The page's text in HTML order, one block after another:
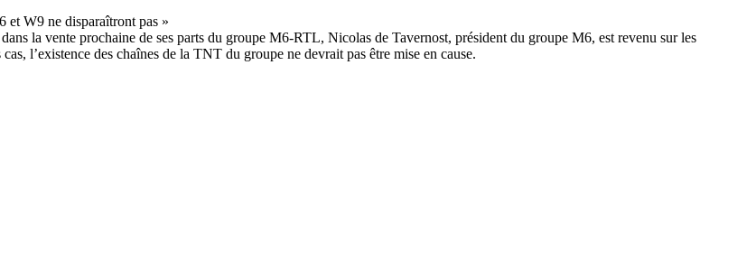
la vente prochaine de ses parts du groupe M6-RTL, Nicolas de Tavernost, président du groupe M6, est revenu sur les
l’existence des chaînes de la TNT du groupe ne devrait pas être mise en cause.